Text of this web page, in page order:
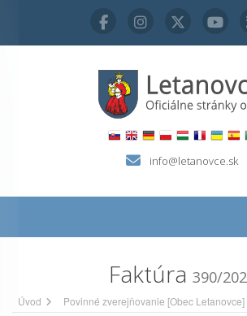
info@letanovce.sk
Faktúra 390/
Úvod Povinné zverejňovanie [Obec Letanovce]